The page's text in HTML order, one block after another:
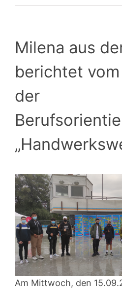
Milena aus
berichtet
der
Am Mittwoch, den